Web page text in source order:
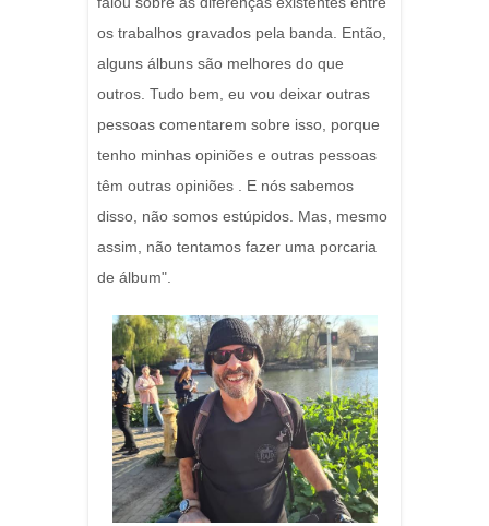
os trabalhos gravados pela banda. Então,
alguns álbuns são melhores do que
outros. Tudo bem, eu vou deixar outras
pessoas comentarem sobre isso, porque
tenho minhas opiniões e outras pessoas
têm outras opiniões . E nós sabemos
disso, não somos estúpidos. Mas, mesmo
assim, não tentamos fazer uma porcaria
de álbum".